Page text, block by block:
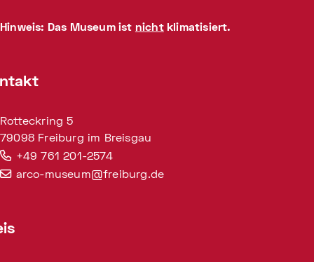
Hinweis: Das Museum ist nichtklimatisiert.
Rotteckring 5
79098 Freiburg im Breisgau
+49 761 201-2574
arco-museum@freiburg.de